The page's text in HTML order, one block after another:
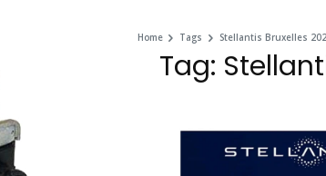
Home Tags Stellantis Bruxelles
Tag: